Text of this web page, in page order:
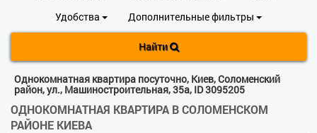
Удобства
Дополнительные фильтры
Найти
Однокомнатная квартира посуточно, Киев, Соломенский
район, ул., Машиностроительная, 35а, ID 3095205
ОДНОКОМНАТНАЯ КВАРТИРА В СОЛОМЕНСКОМ
РАЙОНЕ КИЕВА